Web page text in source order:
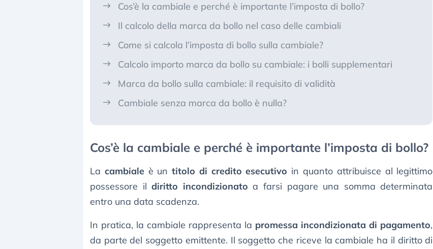
Cos’è la cambiale e perché è importante l’imposta di bollo?
Il calcolo della marca da bollo nel caso delle cambiali
Come si calcola l’imposta di bollo sulla cambiale?
Calcolo importo marca da bollo su cambiale: i bolli supplementari
Marca da bollo sulla cambiale: il requisito di validità
Cambiale senza marca da bollo è nulla?
Cos’è la cambiale e perché è importante l’imposta di bollo?
La cambialeè untitolo di credito esecutivo in quanto attribuisce al legittimo
possessore ildiritto incondizionato a farsi pagare una somma determinata
entro una data scadenza.
In pratica, la cambiale rappresenta la promessa incondizionata di pagamento,
da parte del soggetto emittente. Il soggetto che riceve la cambiale ha il diritto di